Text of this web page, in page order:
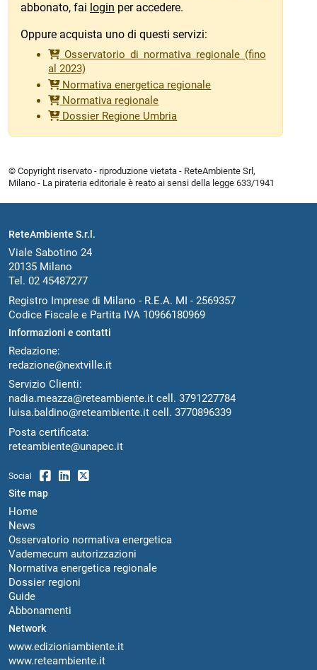
abbonato, fai login per accedere.
Oppure acquista uno di questi servizi:
Osservatorio di normativa regionale (fino
al 2023)
Normativa energetica regionale
Normativa regionale
Dossier Regione Umbria
© Copyright riservato - riproduzione vietata - ReteAmbiente Srl,
Milano - La pirateria editoriale è reato ai sensi della legge 633/1941
ReteAmbiente S.r.l.
Viale Sabotino 24
20135 Milano
Tel. 02 45487277
Registro Imprese di Milano - R.E.A. MI - 2569357
Codice Fiscale e Partita IVA 10966180969
Informazioni e contatti
Redazione:
redazione@nextville.it
Servizio Clienti:
nadia.meazza@reteambiente.it cell. 3791227784
luisa.baldino@reteambiente.it cell. 3770896339
Posta certificata:
reteambiente@unapec.it
Social
Site map
Home
News
Osservatorio normativa energetica
Vademecum autorizzazioni
Normativa energetica regionale
Dossier regioni
Guide
Abbonamenti
Network
www.edizioniambiente.it
www.reteambiente.it